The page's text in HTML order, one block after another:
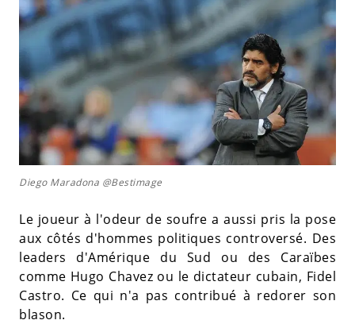
Diego Maradona @Bestimage
Le joueur à l'odeur de soufre a aussi pris la pose
aux côtés d'hommes politiques controversé. Des
leaders d'Amérique du Sud ou des Caraïbes
comme Hugo Chavez ou le dictateur cubain, Fidel
Castro. Ce qui n'a pas contribué à redorer son
blason.